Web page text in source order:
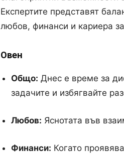
Експертите представят
любов, финанси и кариера
Овен
Общо: Днес е време за
задачите и избягвайте
Любов: Яснотата във
Финанси: Когато